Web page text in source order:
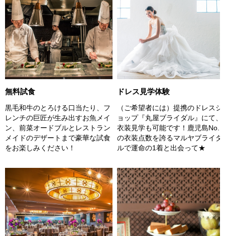
無料試食
黒毛和牛のとろける口当たり、フ
レンチの巨匠が生み出すお魚メイ
ン、前菜オードブルとレストラン
メイドのデザートまで豪華な試食
をお楽しみください！
ドレス見学体験
（ご希望者には）提携のドレスシ
ョップ『丸屋ブライダル』にて、
衣装見学も可能です！鹿児島No.1
の衣装点数を誇るマルヤブライダ
ルで運命の1着と出会って★